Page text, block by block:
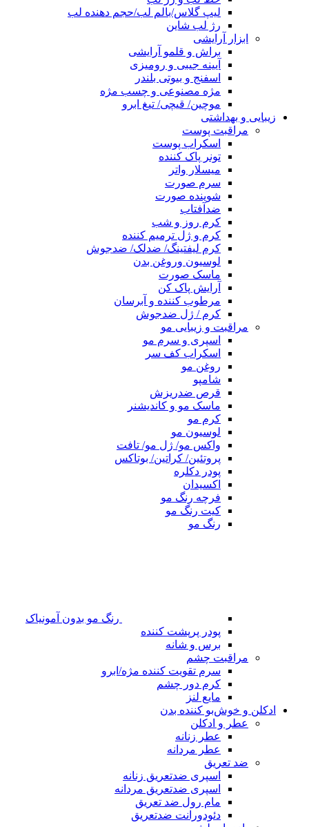
لیپ گلاس/بالم لب/حجم دهنده لب
رژ لب شاین
ابزار آرایشی
براش و قلمو آرایشی
آیینه جیبی و رومیزی
اسفنج و بیوتی بلندر
مژه مصنوعی و چسب مژه
موچین/ قیچی/ تیغ ابرو
زیبایی و بهداشتی
مراقبت پوست
اسکراب پوست
تونر پاک کننده
میسلار واتر
سرم صورت
شوینده صورت
ضدآفتاب
کرم روز و شب
کرم و ژل ترمیم کننده
کرم لیفتینگ/ ضدلک/ ضدجوش
لوسیون وروغن بدن
ماسک صورت
آرایش پاک کن
مرطوب کننده و آبرسان
کرم / ژل ضدجوش
مراقبت و زیبایی مو
اسپری و سرم مو
اسکراب کف سر
روغن مو
شامپو
قرص ضدریزش
ماسک مو و کاندیشنر
کرم مو
لوسیون مو
واکس مو/ ژل مو/ تافت
پروتئین/ کراتین/ بوتاکس
پودر دکلره
اکسیدان
فرچه رنگ مو
کیت رنگ مو
رنگ مو
رنگ مو بدون آمونیاک
پودر پرپشت کننده
برس و شانه
مراقبت چشم
سرم تقویت کننده مژه/ابرو
کرم دور چشم
مایع لنز
ادکلن و خوش‌بو کننده بدن
عطر و ادکلن
عطر زنانه
عطر مردانه
ضد تعریق
اسپری ضدتعریق زنانه
اسپری ضدتعریق مردانه
مام رول ضد تعریق
دئودورانت ضدتعریق